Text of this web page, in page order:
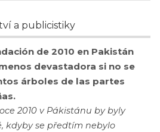
a publicistiky
de 2010 en Pakistán
devastadora si no se
árboles de las partes
2010 v Pákistánu by byly
kdyby se předtím nebylo